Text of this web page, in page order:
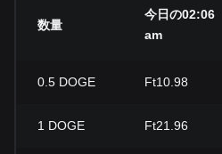
数量
今日の02:06
am
0.5 DOGE Ft10.98
1 DOGE Ft21.96